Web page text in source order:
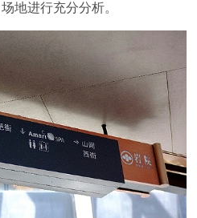
地进行充分分析。